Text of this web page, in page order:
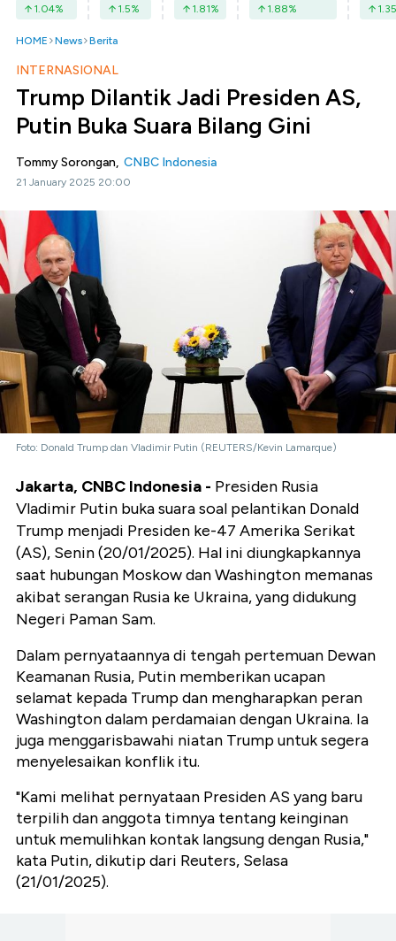
1.04% 1.5% 1.81% 1.88% 1.35
HOME News Berita
INTERNASIONAL
Trump Dilantik Jadi Presiden AS,
Putin Buka Suara Bilang Gini
Tommy Sorongan, CNBC Indonesia
21 January 2025 20:00
Foto: Donald Trump dan Vladimir Putin (REUTERS/Kevin Lamarque)
Jakarta, CNBC Indonesia - Presiden Rusia
Vladimir Putin buka suara soal pelantikan Donald
Trump menjadi Presiden ke-47 Amerika Serikat
(AS), Senin (20/01/2025). Hal ini diungkapkannya
saat hubungan Moskow dan Washington memanas
akibat serangan Rusia ke Ukraina, yang didukung
Negeri Paman Sam.
Dalam pernyataannya di tengah pertemuan Dewan
Keamanan Rusia, Putin memberikan ucapan
selamat kepada Trump dan mengharapkan peran
Washington dalam perdamaian dengan Ukraina. Ia
juga menggarisbawahi niatan Trump untuk segera
menyelesaikan konflik itu.
"Kami melihat pernyataan Presiden AS yang baru
terpilih dan anggota timnya tentang keinginan
untuk memulihkan kontak langsung dengan Rusia,"
kata Putin, dikutip dari Reuters, Selasa
(21/01/2025).